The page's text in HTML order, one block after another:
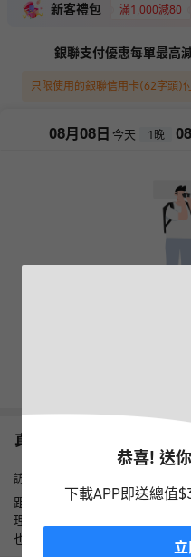
恭喜! 送
下載APP即送總值
新客禮包 滿1,000減80
銀聯支付優惠每單最高
只限使用的銀聯信用卡(62字頭)
08月 08 日 今天 1 晚 08
真實住客評價（
訪客
距離火車站步行五分鐘不到，
理，儲物空間充足。淋浴水壓
也都很不錯，還可以延遲退房